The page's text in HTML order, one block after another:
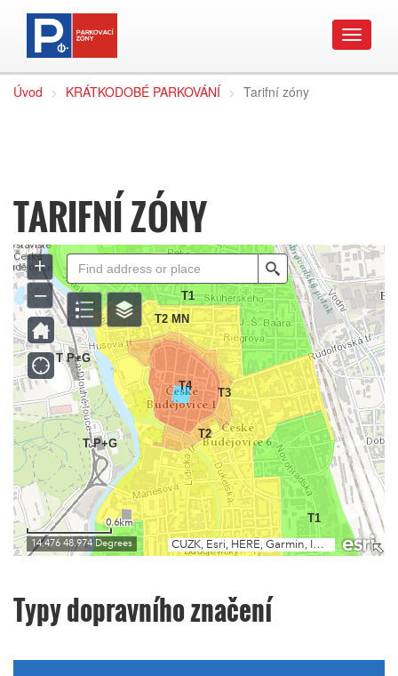
..
Úvod KRÁTKODOBÉ PARKOVÁNÍ Tarifní zóny
TARIFNÍ ZÓNY
Typy dopravního značení